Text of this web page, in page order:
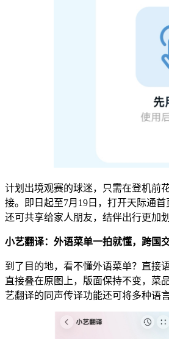
计划出境观赛的球迷，只需在登机前
接。即日起至7月19日，打开天际通
还可共享给家人朋友，结伴出行更加
小艺翻译：外语菜单一拍就懂，跨国
到了目的地，看不懂外语菜单？直接
直接叠在原图上，版面保持不变，菜
艺翻译的同声传译功能还可将多种语